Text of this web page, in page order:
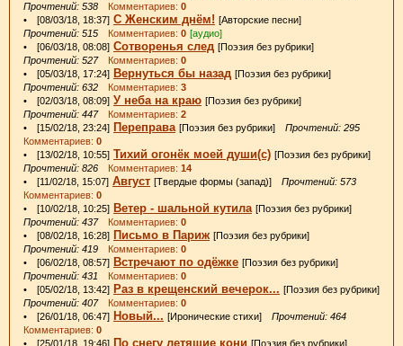
Прочтений: 538 Комментариев: 0
• [08/03/18, 18:37] С Женским днём! [Авторские песни]
Прочтений: 515 Комментариев: 0 [аудио]
• [06/03/18, 08:08] Сотворенья след [Поэзия без рубрики]
Прочтений: 527Комментариев: 0
• [05/03/18, 17:24] Вернуться бы назад [Поэзия без рубрики]
Прочтений: 632 Комментариев: 3
• [02/03/18, 08:09] У неба на краю [Поэзия без рубрики]
Прочтений: 447Комментариев: 2
• [15/02/18, 23:24] Переправа [Поэзия без рубрики] Прочтений: 295
Комментариев: 0
• [13/02/18, 10:55] Тихий огонёк моей души(с) [Поэзия без рубрики]
Прочтений: 826 Комментариев: 14
• [11/02/18, 15:07] Август [Твердые формы (запад)] Прочтений: 573
Комментариев: 0
• [10/02/18, 10:25] Ветер - шальной кутила [Поэзия без рубрики]
Прочтений: 437Комментариев: 0
• [08/02/18, 16:28] Письмо в Париж [Поэзия без рубрики]
Прочтений: 419 Комментариев: 0
• [06/02/18, 08:57] Встречают по одёжке [Поэзия без рубрики]
Прочтений: 431 Комментариев: 0
• [05/02/18, 13:42] Раз в крещенский вечерок... [Поэзия без рубрики]
Прочтений: 407Комментариев: 0
• [26/01/18, 06:47] Новый... [Иронические стихи] Прочтений: 464
Комментариев: 0
• [25/01/18, 19:46] По снегу летящие кони [Поэзия без рубрики]